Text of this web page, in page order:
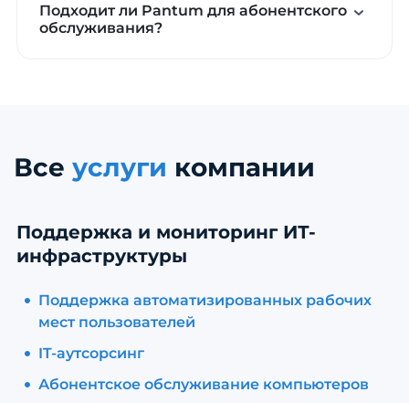
Подходит ли Pantum для абонентского
обслуживания?
Все услуги компании
Поддержка и мониторинг ИТ-
инфраструктуры
Поддержка автоматизированных рабочих
мест пользователей
IT-аутсорсинг
Абонентское обслуживание компьютеров